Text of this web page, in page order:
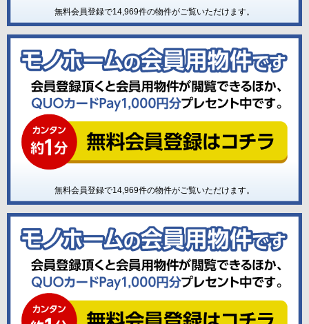
無料会員登録で14,969件の物件がご覧いただけます。
無料会員登録で14,969件の物件がご覧いただけます。